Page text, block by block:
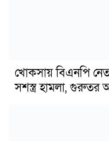
খোকসায় বিএনপি
সশস্ত্র হামলা,